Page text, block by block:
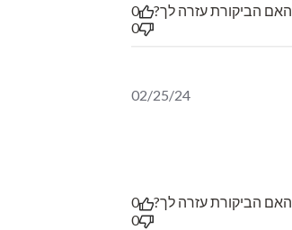
האם הביקורת עזרה לך?
0
0
02/25/24
האם הביקורת עזרה לך?
0
0